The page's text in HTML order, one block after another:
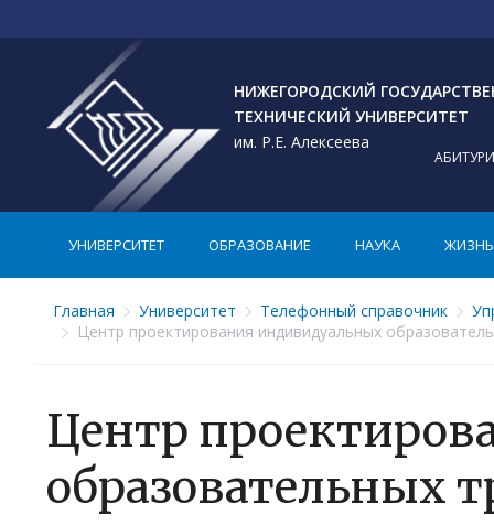
НИЖЕГОРОДСКИЙ
ТЕХНИЧЕСКИЙ УНИВЕРСИТЕТ
им. Р.Е. Алексеева
УНИВЕРСИТЕТ ОБРАЗОВАНИЕ НАУКА ЖИЗНЬ
Главная Университет Телефонный справочник
Центр проектирования индивидуальных
Центр
образовательных